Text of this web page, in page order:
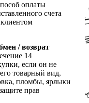
оплаты
счета
/ возврат
14
если он не
товарный вид,
пломбы, ярлыки
прав